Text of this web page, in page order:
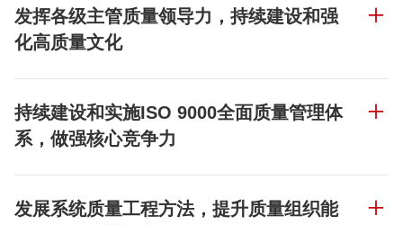
发挥各级主管质量领导力，持续建设和强
化高质量文化
持续建设和实施ISO 9000全面质量管理体
系，做强核心竞争力
发展系统质量工程方法，提升质量组织能